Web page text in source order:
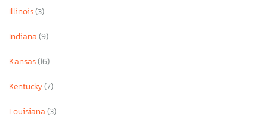
Illinois(3)
Indiana(9)
Kansas(16)
Kentucky(7)
Louisiana(3)